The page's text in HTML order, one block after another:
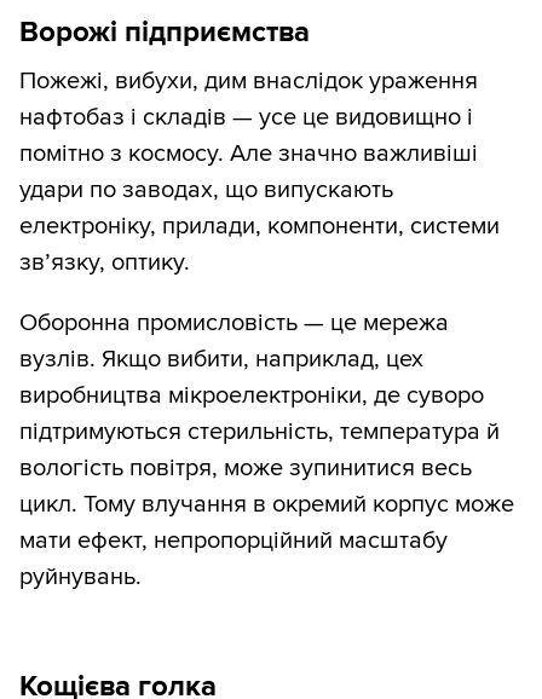
Ворожі підприємства
Пожежі, вибухи, дим внаслідок ураження
нафтобаз і складів — усе це видовищно і
помітно з космосу. Але значно важливіші
удари по заводах, що випускають
електроніку, прилади, компоненти, системи
зв’язку, оптику.
Оборонна промисловість — це мережа
вузлів. Якщо вибити, наприклад, цех
виробництва мікроелектроніки, де суворо
підтримуються стерильність, температура й
вологість повітря, може зупинитися весь
цикл. Тому влучання в окремий корпус може
мати ефект, непропорційний масштабу
руйнувань.
Кощієва голка